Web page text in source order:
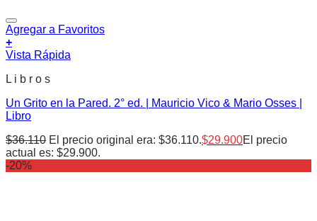
Agregar a Favoritos
+
Vista Rápida
L i b r o s
Un Grito en la Pared. 2° ed. | Mauricio Vico & Mario Osses |
Libro
$36.110 El precio original era: $36.110.$29.900El precio
actual es: $29.900.
-20%